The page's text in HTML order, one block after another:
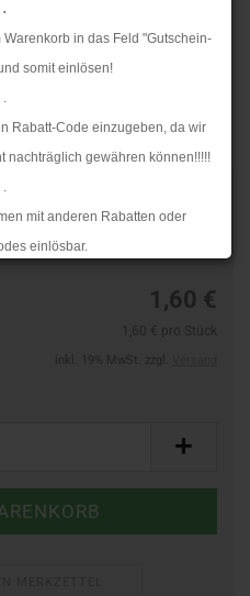
.
in das Feld "Gutschein-
somit einlösen!
.
Rabatt-Code einzugeben, da wir
nachträglich gewähren können!!!!!
.
mit anderen Rabatten oder
einlösbar.
wieder wie gewohnt. Aufgrund des
1,60 €